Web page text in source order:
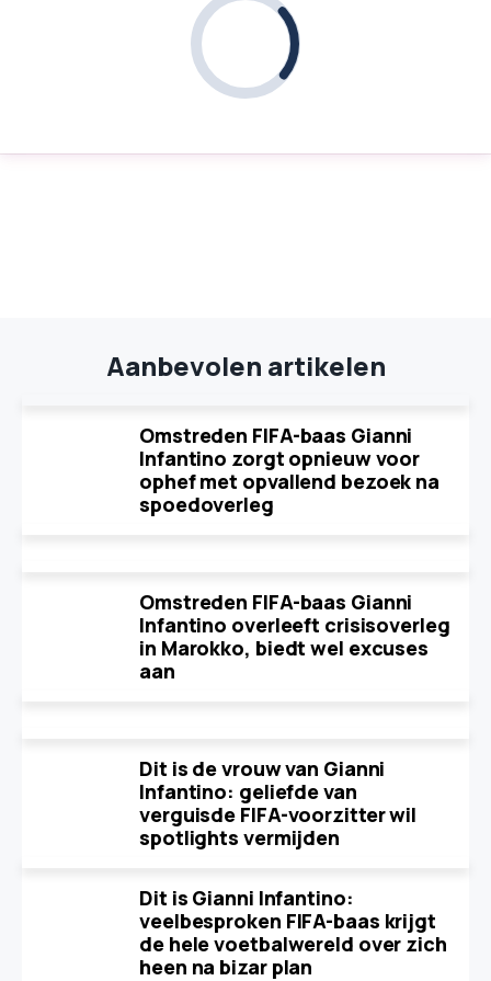
Aanbevolen artikelen
Omstreden FIFA-baas Gianni
Infantino zorgt opnieuw voor
ophef met opvallend bezoek na
spoedoverleg
Omstreden FIFA-baas Gianni
Infantino overleeft crisisoverleg
in Marokko, biedt wel excuses
aan
Dit is de vrouw van Gianni
Infantino: geliefde van
verguisde FIFA-voorzitter wil
spotlights vermijden
Dit is Gianni Infantino:
veelbesproken FIFA-baas krijgt
de hele voetbalwereld over zich
heen na bizar plan